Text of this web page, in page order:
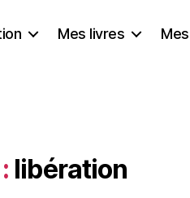
Mes livres
libération